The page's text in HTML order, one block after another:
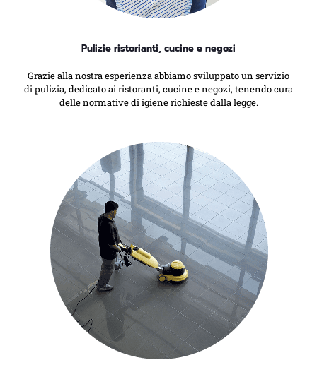
Pulizie ristorianti, cucine e negozi
Grazie alla nostra esperienza abbiamo sviluppato un servizio
di pulizia, dedicato ai ristoranti, cucine e negozi, tenendo cura
delle normative di igiene richieste dalla legge.